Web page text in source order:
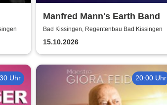
Manfred Mann's Earth Band
Bad Kissingen, Regentenbau Bad Kissingen
15.10.2026
Uhr 20:00 Uhr